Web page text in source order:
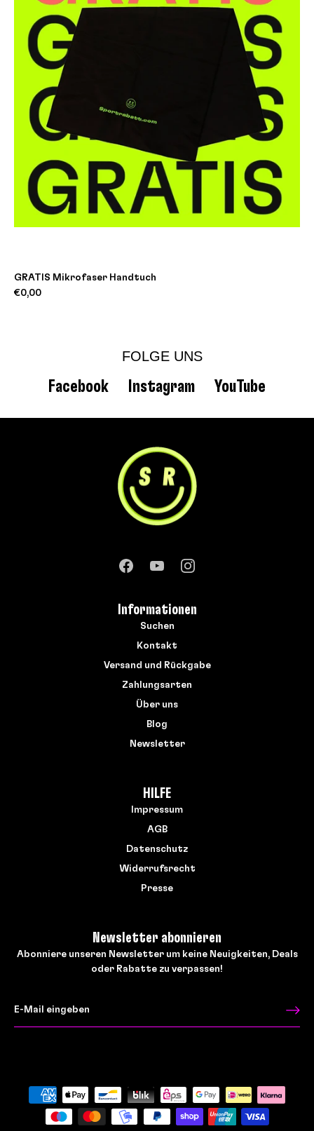
GRATIS Mikrofaser Handtuch
€0,00
FOLGE UNS
Facebook Instagram YouTube
Informationen
Suchen
Kontakt
Versand und Rückgabe
Zahlungsarten
Über uns
Blog
Newsletter
HILFE
Impressum
AGB
Datenschutz
Widerrufsrecht
Presse
Newsletter abonnieren
Abonniere unseren Newsletter um keine Neuigkeiten, Deals
oder Rabatte zu verpassen!